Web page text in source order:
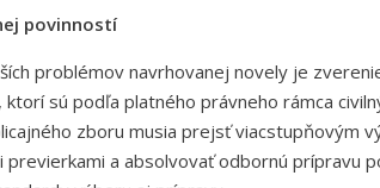
povinností
problémov navrhovanej novely je
sú podľa platného právneho rámca
zboru musia prejsť viacstupňovým
previerkami a absolvovať odbornú prípravu